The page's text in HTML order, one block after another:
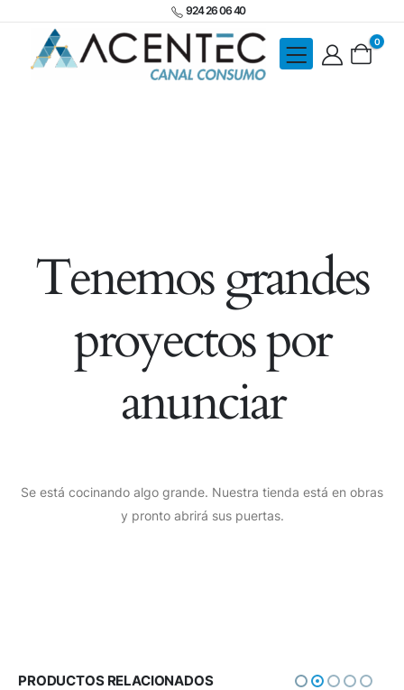
924 26 06 40
0
Tenemos grandes
proyectos por
anunciar
Se está cocinando algo grande. Nuestra tienda está en obras
y pronto abrirá sus puertas.
PRODUCTOS RELACIONADOS